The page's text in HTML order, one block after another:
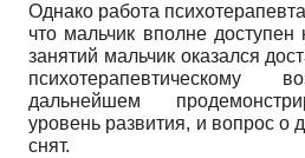
Однако работа
что мальчик вполне доступен
занятий мальчик оказался
дальнейшем
уровень развития, и вопрос о
снят.